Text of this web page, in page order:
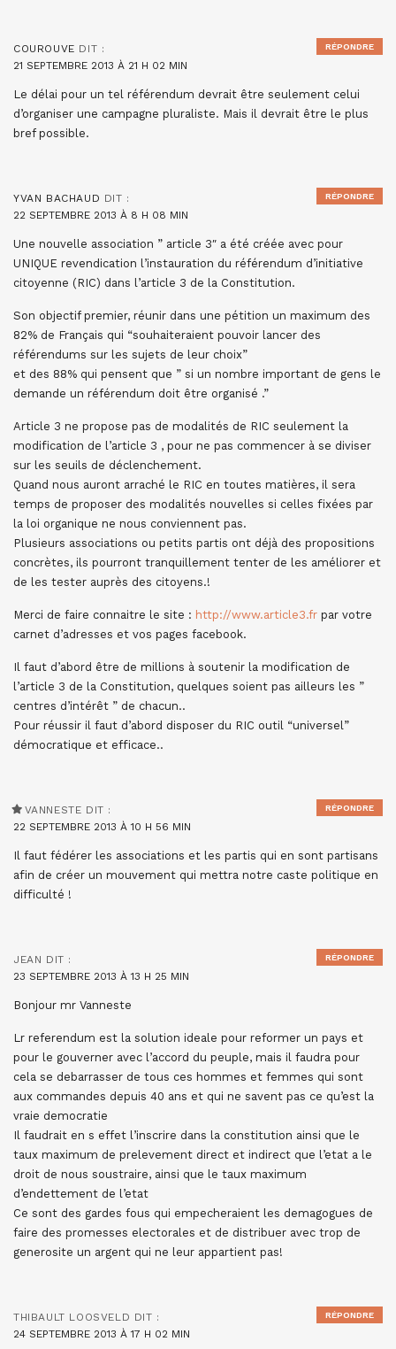
COUROUVE DIT :
21 SEPTEMBRE 2013 À 21 H 02 MIN
Le délai pour un tel référendum devrait être seulement celui
d’organiser une campagne pluraliste. Mais il devrait être le plus
bref possible.
RÉPONDRE
YVAN BACHAUD DIT :
22 SEPTEMBRE 2013 À 8 H 08 MIN
Une nouvelle association ” article 3″ a été créée avec pour
UNIQUE revendication l’instauration du référendum d’initiative
citoyenne (RIC) dans l’article 3 de la Constitution.
Son objectif premier, réunir dans une pétition un maximum des
82% de Français qui “souhaiteraient pouvoir lancer des
référendums sur les sujets de leur choix”
et des 88% qui pensent que ” si un nombre important de gens le
demande un référendum doit être organisé .”
Article 3 ne propose pas de modalités de RIC seulement la
modification de l’article 3 , pour ne pas commencer à se diviser
sur les seuils de déclenchement.
Quand nous auront arraché le RIC en toutes matières, il sera
temps de proposer des modalités nouvelles si celles fixées par
la loi organique ne nous conviennent pas.
Plusieurs associations ou petits partis ont déjà des propositions
concrètes, ils pourront tranquillement tenter de les améliorer et
de les tester auprès des citoyens.!
Merci de faire connaitre le site : http://www.article3.fr par votre
carnet d’adresses et vos pages facebook.
Il faut d’abord être de millions à soutenir la modification de
l’article 3 de la Constitution, quelques soient pas ailleurs les ”
centres d’intérêt ” de chacun..
Pour réussir il faut d’abord disposer du RIC outil “universel”
démocratique et efficace..
RÉPONDRE
VANNESTE DIT :
22 SEPTEMBRE 2013 À 10 H 56 MIN
Il faut fédérer les associations et les partis qui en sont partisans
afin de créer un mouvement qui mettra notre caste politique en
difficulté !
RÉPONDRE
JEAN DIT :
23 SEPTEMBRE 2013 À 13 H 25 MIN
Bonjour mr Vanneste
Lr referendum est la solution ideale pour reformer un pays et
pour le gouverner avec l’accord du peuple, mais il faudra pour
cela se debarrasser de tous ces hommes et femmes qui sont
aux commandes depuis 40 ans et qui ne savent pas ce qu’est la
vraie democratie
Il faudrait en s effet l’inscrire dans la constitution ainsi que le
taux maximum de prelevement direct et indirect que l’etat a le
droit de nous soustraire, ainsi que le taux maximum
d’endettement de l’etat
Ce sont des gardes fous qui empecheraient les demagogues de
faire des promesses electorales et de distribuer avec trop de
generosite un argent qui ne leur appartient pas!
RÉPONDRE
THIBAULT LOOSVELD DIT :
24 SEPTEMBRE 2013 À 17 H 02 MIN
RÉPONDRE